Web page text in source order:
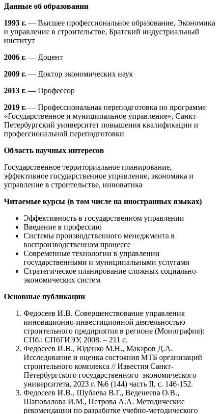
Данные об образовании
1993 г. — Высшее профессиональное образование, Экономика
и управление в строительстве, Братский индустриальный
институт
2006 г. — Доцент
2009 г. — Доктор экономических наук
2013 г. — Профессор
2019 г. — Профессиональная переподготовка по программе
«Государственное и муниципальное управление», Санкт-
Петербургский университет повышения квалификации и
профессиональной переподготовки
Область научных интересов
Государственное территориальное планирование,
эффективное государственное управление, экономика и
управление в строительстве, инноватика
Читаемые курсы (в том числе на иностранных языках)
Эффективность в государственном управлении
Введение в профессию
Системы производственного менеджмента в
воспроизводственном процессе
Современные технологии в управлении
государственными и муниципальными услугами
Стратегическое планирование сложных социально-
экономических систем
Основные публикации
Федосеев И.В. Совершенствование управления
инновационно-инвестиционной деятельностью
строительного предприятия в регионе (Монография):
СПб.: СПбГИЭУ, 2008. – 211 с.
Федосеев И.В., Юденко М.Н., Макаров Д.А.
Исследование и оценка состояния МТБ организаций
строительного комплекса // Известия Санкт-
Петербургского государственного экономического
университета, 2023 г. №6 (144) часть II, с. 146-152.
Федосеев И.В., Шубаева В.Г., Веденеева О.В.,
Шаповалова И.М., Петрова А.А. Методические
рекомендации по разработке учебно-методического